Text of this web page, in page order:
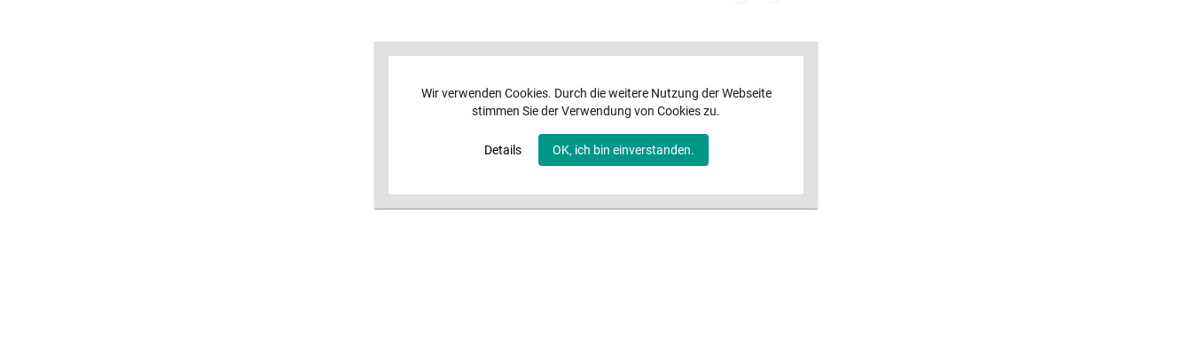
Wir verwenden Cookies. Durch die weitere Nutzung der Webseite
stimmen Sie der Verwendung von Cookies zu.
Details OK, ich bin einverstanden.